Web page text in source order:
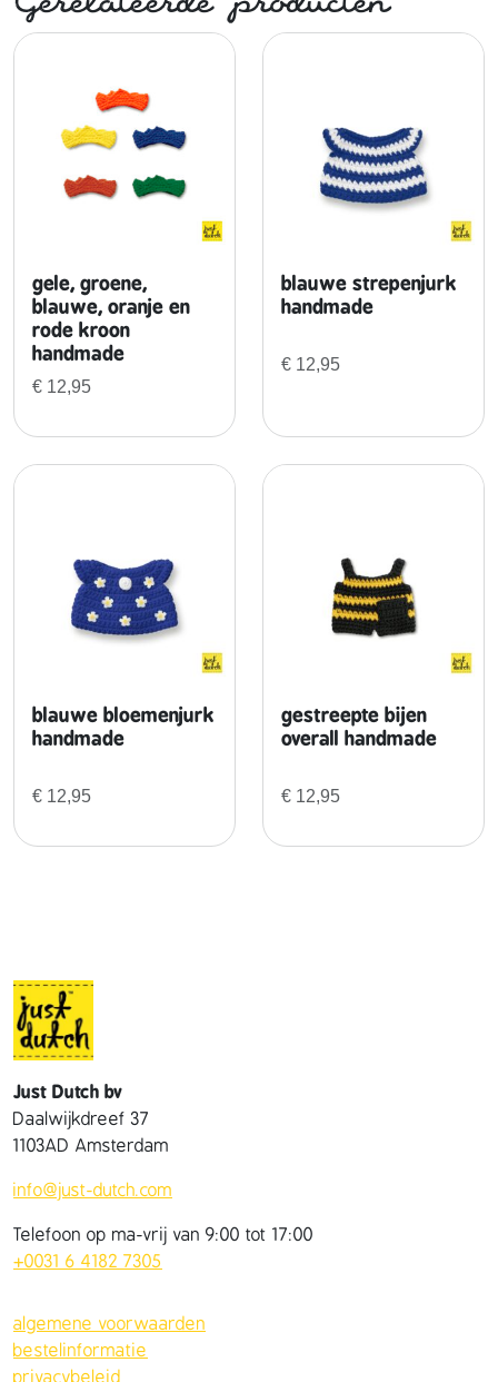
d
e
e
gele, groene,
blauwe, oranje en
rode kroon
handmade
€ 12,95
blauwe strepenjurk
handmade
€ 12,95
blauwe bloemenjurk
handmade
€ 12,95
gestreepte bijen
overall handmade
€ 12,95
Just Dutch bv
Daalwijkdreef 37
1103AD Amsterdam
info@just-dutch.com
Telefoon op ma-vrij van 9:00 tot 17:00
+0031 6 4182 7305
algemene voorwaarden
bestelinformatie
privacybeleid